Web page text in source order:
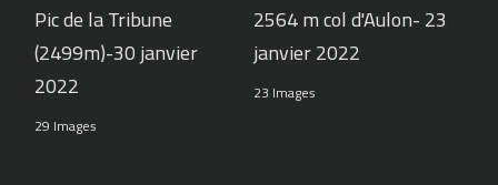
Pic de la Tribune
(2499m)-30 janvier
2022
29 Images
2564 m col d'Aulon- 23
janvier 2022
23 Images